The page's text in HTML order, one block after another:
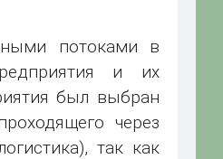
потоками в
и их
был выбран
через
так как